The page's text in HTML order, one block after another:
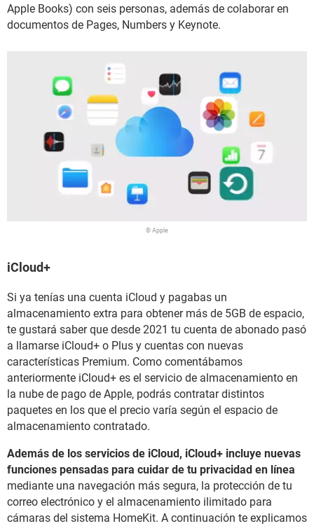
Apple Books) con seis personas, además de colaborar en
documentos de Pages, Numbers y Keynote.
© Apple
iCloud+
Si ya tenías una cuenta iCloud y pagabas un
almacenamiento extra para obtener más de 5GB de espacio,
te gustará saber que desde 2021 tu cuenta de abonado pasó
a llamarse iCloud+ o Plus y cuentas con nuevas
características Premium. Como comentábamos
anteriormente iCloud+ es el servicio de almacenamiento en
la nube de pago de Apple, podrás contratar distintos
paquetes en los que el precio varía según el espacio de
almacenamiento contratado.
Además de los servicios de iCloud, iCloud+ incluye nuevas
funciones pensadas para cuidar de tu privacidad en línea
mediante una navegación más segura, la protección de tu
correo electrónico y el almacenamiento ilimitado para
cámaras del sistema HomeKit. A continuación te explicamos